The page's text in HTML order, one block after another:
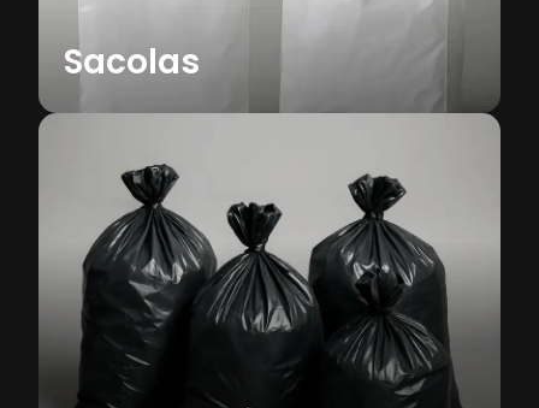
Sacolas
Produtos para Setor Têxtil
Bobina de corte, saco plástico e saco
cabideiro, soluções completas para o
segmento têxtil.
Saiba mais